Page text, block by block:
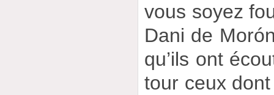
vous soyez
Dani de
qu’ils ont
tour ceux